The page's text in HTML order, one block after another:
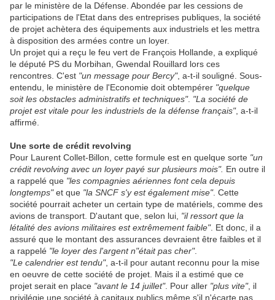
par le ministère de la Défense. Abondée par les cessions de
participations de l'Etat dans des entreprises publiques, la société
de projet achètera des équipements aux industriels et les mettra
à disposition des armées contre un loyer.
Un projet qui a reçu le feu vert de François Hollande, a expliqué
le député PS du Morbihan, Gwendal Rouillard lors ces
rencontres. C'est "un message pour Bercy", a-t-il souligné. Sous-
entendu, le ministère de l'Economie doit obtempérer "quelque
soit les obstacles administratifs et techniques". "La société de
projet est vitale pour les industriels de la défense français", a-t-il
affirmé.
Une sorte de crédit revolving
Pour Laurent Collet-Billon, cette formule est en quelque sorte "un
crédit revolving avec un loyer payé sur plusieurs mois". En outre il
a rappelé que "les compagnies aériennes font cela depuis
longtemps"et que "la SNCF s'y est également mise". Cette
société pourrait acheter un certain type de matériels, comme des
avions de transport. D'autant que, selon lui, "il ressort que la
létalité des avions militaires est extrêmement faible". Et donc, il a
assuré que le montant des assurances devraient être faibles et il
a rappelé "le loyer des l'argent n"était pas cher".
"Le calendrier est tendu", a-t-il pour autant reconnu pour la mise
en oeuvre de cette société de projet. Mais il a estimé que ce
projet serait en place "avant le 14 juillet". Pour aller "plus vite", il
privilégie une société à capitaux publics même s'il n'écarte pas